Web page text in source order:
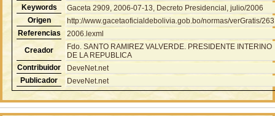
Keywords
Gaceta 2909, 2006-07-13, Decreto Presidencial, julio/2006
Origen
http://www.gacetaoficialdebolivia.gob.bo/normas/verGratis/
Referencias
2006.lexml
Creador
Fdo. SANTO RAMIREZ VALVERDE. PRESIDENTE INTERINO
DE LA REPUBLICA
Contribuidor
DeveNet.net
Publicador
DeveNet.net